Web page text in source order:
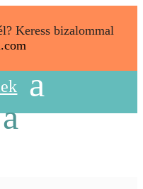
Keress bizalommal